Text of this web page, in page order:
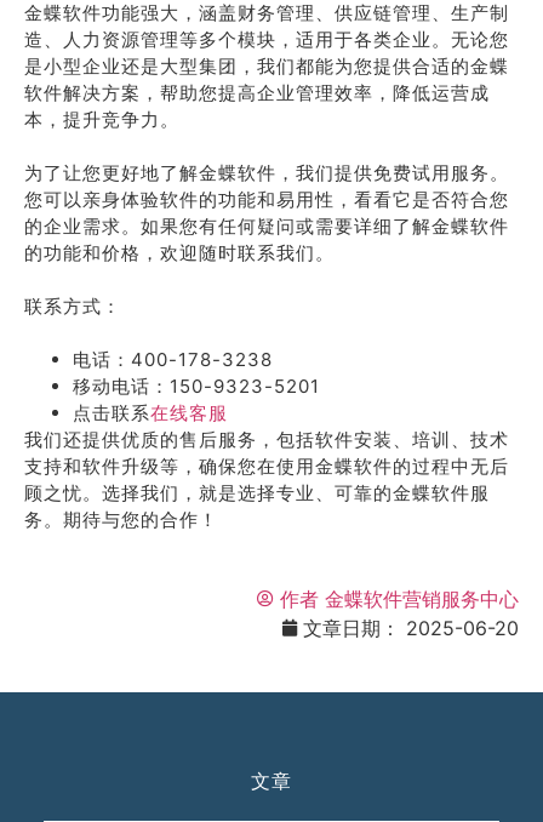
金蝶软件功能强大，涵盖财务管理、供应链管理、生产制
造、人力资源管理等多个模块，适用于各类企业。无论您
是小型企业还是大型集团，我们都能为您提供合适的金蝶
软件解决方案，帮助您提高企业管理效率，降低运营成
本，提升竞争力。
为了让您更好地了解金蝶软件，我们提供免费试用服务。
您可以亲身体验软件的功能和易用性，看看它是否符合您
的企业需求。如果您有任何疑问或需要详细了解金蝶软件
的功能和价格，欢迎随时联系我们。
联系方式：
电话：400-178-3238
移动电话：150-9323-5201
点击联系在线客服
我们还提供优质的售后服务，包括软件安装、培训、技术
支持和软件升级等，确保您在使用金蝶软件的过程中无后
顾之忧。选择我们，就是选择专业、可靠的金蝶软件服
务。期待与您的合作！
作者 金蝶软件营销服务中心
文章日期：
2025-06-20
文章